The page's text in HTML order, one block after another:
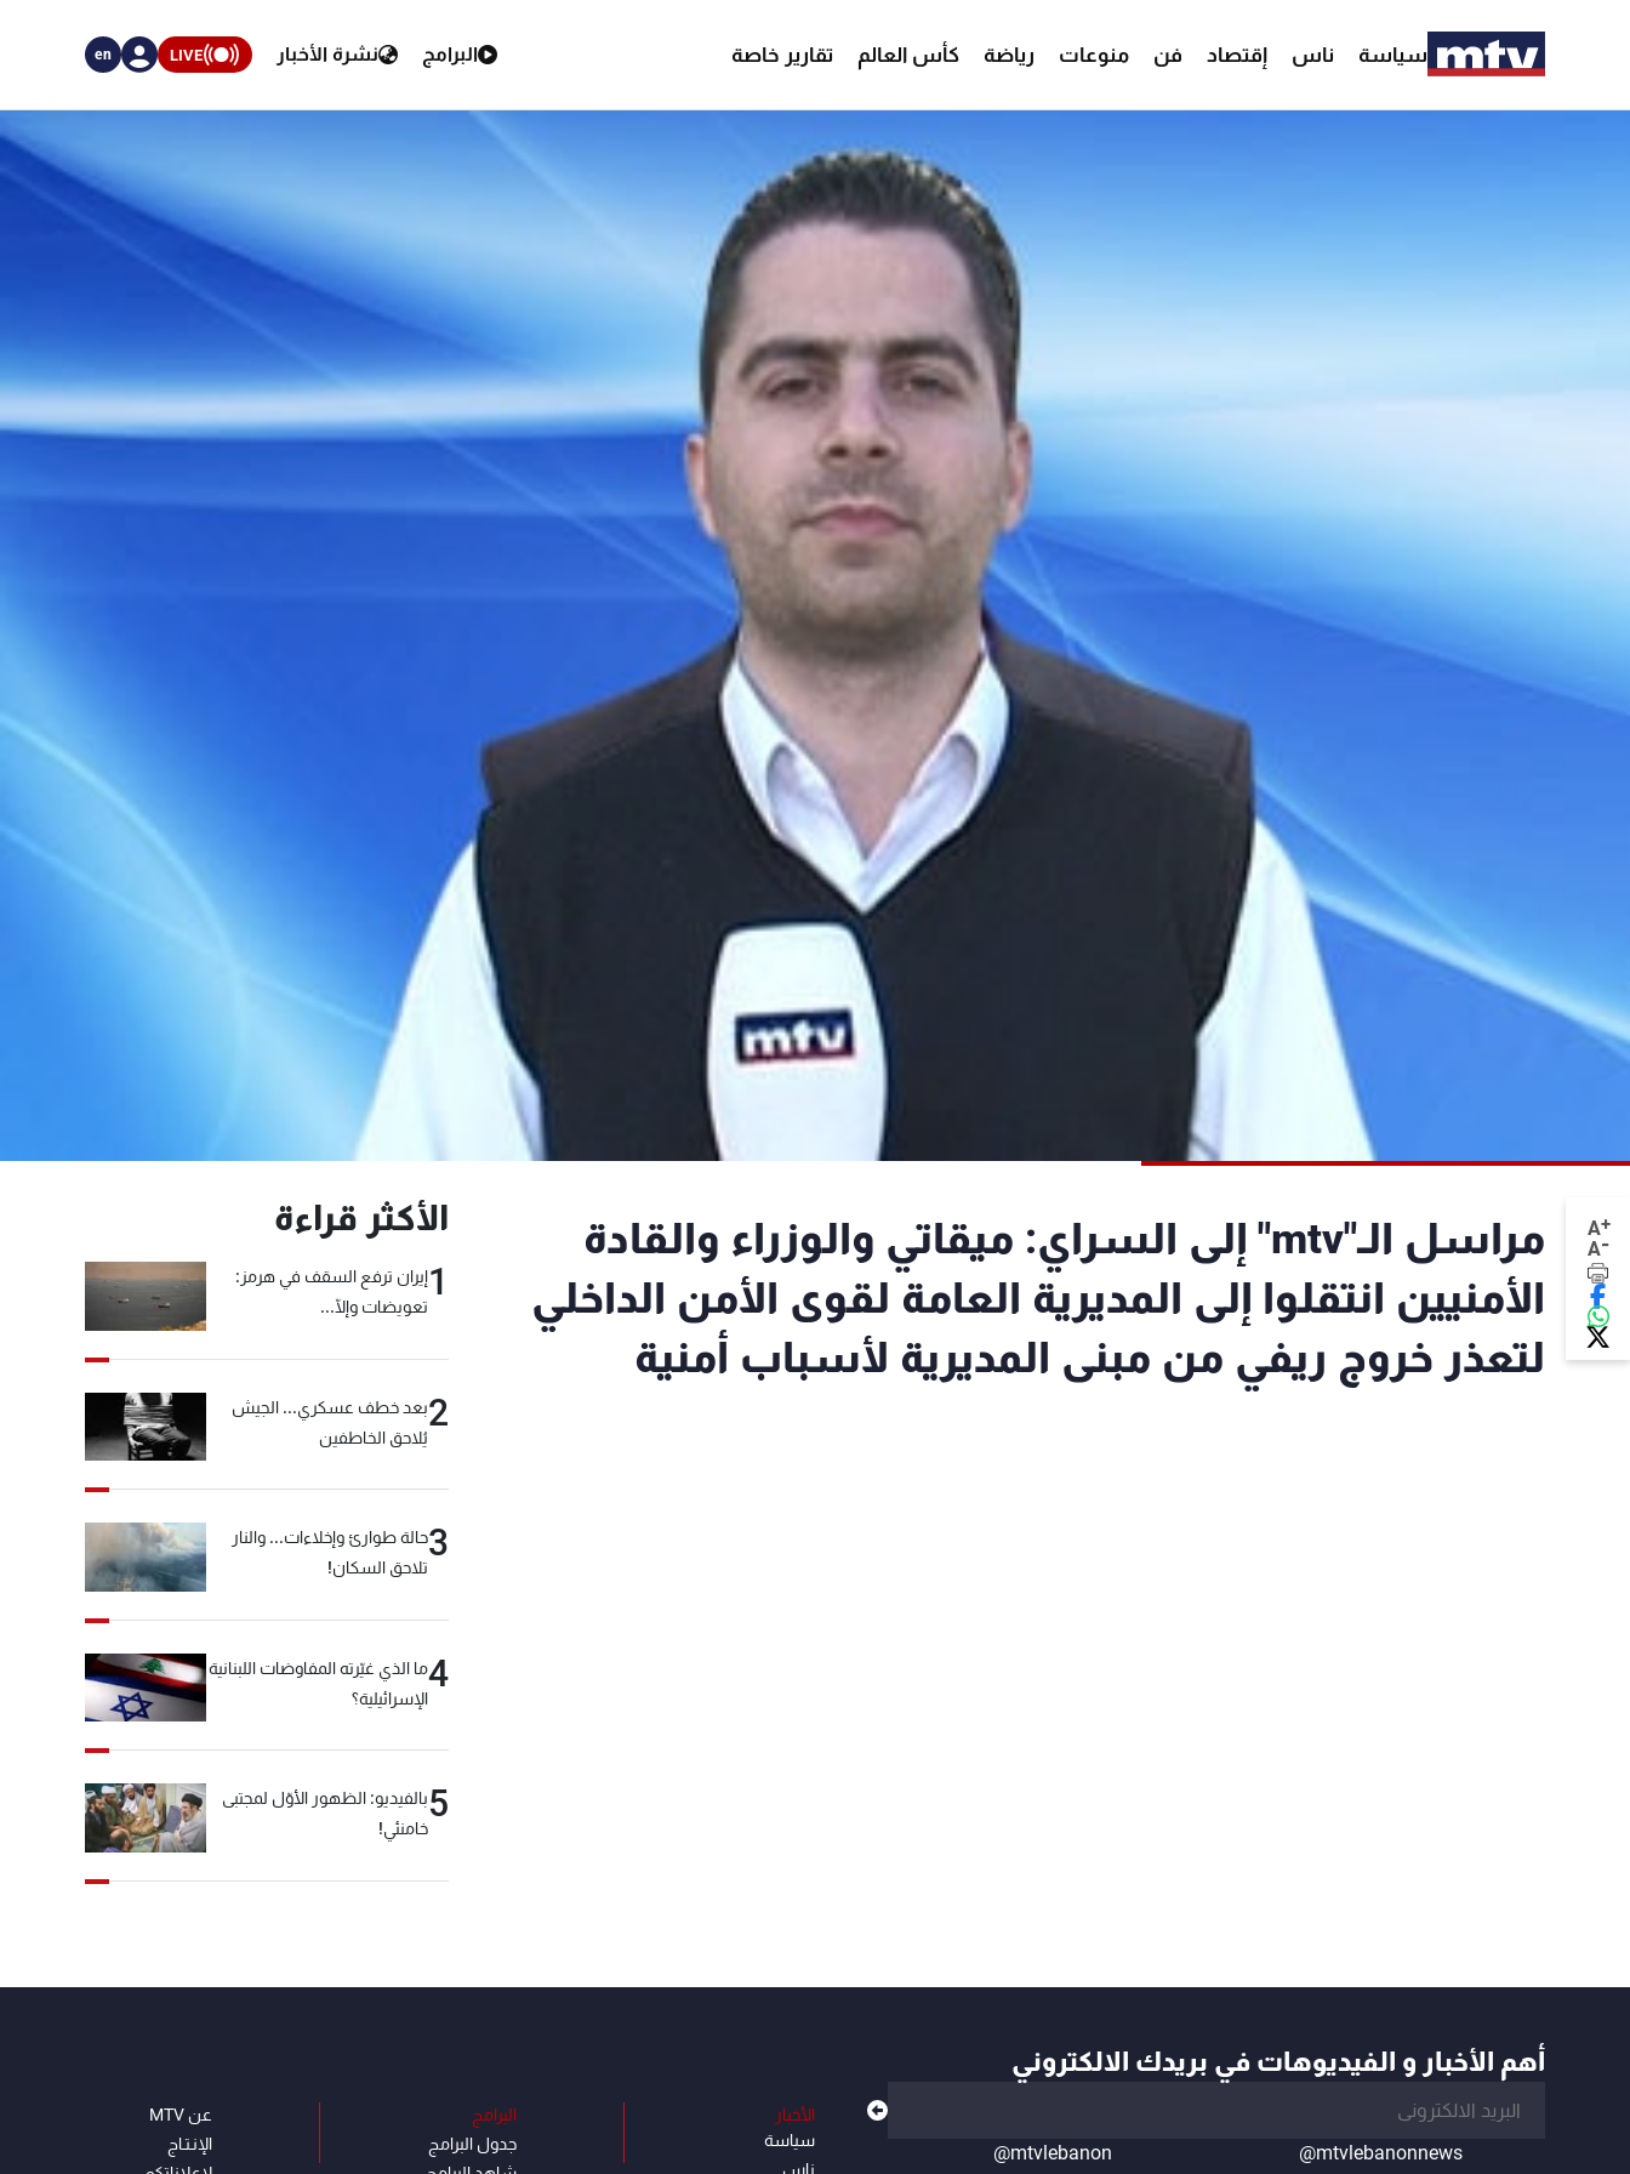
سياسة ناس إقتصاد فن منوعات رياضة كأس العالم تقارير خاصة البرامج نشرة الأخبار LIVE
en
A+
A-
مراسل الـ"mtv" إلى السراي: ميقاتي والوزراء والقادة
الأمنيين انتقلوا إلى المديرية العامة لقوى الأمن الداخلي
لتعذر خروج ريفي من مبنى المديرية لأسباب أمنية
الأكثر قراءة
1إيران ترفع السقف في هرمز:
تعويضات وإلّا...
2بعد خطف عسكري... الجيش
يُلاحق الخاطفين
3حالة طوارئ وإخلاءات... والنار
تلاحق السكان!
4ما الذي غيّرته المفاوضات اللبنانية
الإسرائيلية؟
5بالفيديو: الظهور الأوّل لمجتبى
خامنئي!
أهم الأخبار و الفيديوهات في بريدك الالكتروني
@mtvlebanonnews
@mtvlebanon
الأخبار
سياسة
ناس
البرامج
جدول البرامج
عن MTV
الإنـتـاج